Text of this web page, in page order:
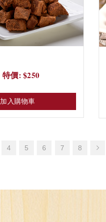
特價: $250
加入購物車
4 5 6 7 8